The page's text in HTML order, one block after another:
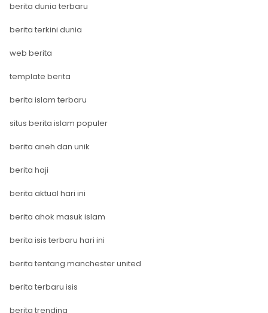
berita dunia terbaru
berita terkini dunia
web berita
template berita
berita islam terbaru
situs berita islam populer
berita aneh dan unik
berita haji
berita aktual hari ini
berita ahok masuk islam
berita isis terbaru hari ini
berita tentang manchester united
berita terbaru isis
berita trending